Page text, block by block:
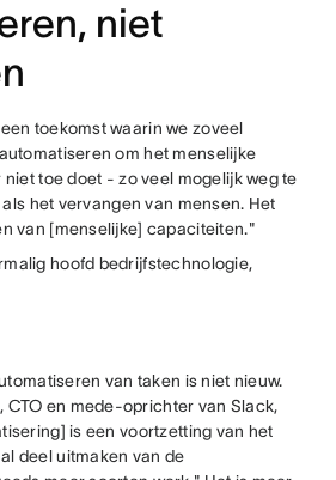
niet
toekomst waarin we zoveel
om het menselijke
toe doet - zo veel mogelijk weg te
het vervangen van mensen. Het
van [menselijke] capaciteiten."
hoofd bedrijfstechnologie,
van taken is niet nieuw.
CTO en mede-oprichter van Slack,
is een voortzetting van het
deel uitmaken van de